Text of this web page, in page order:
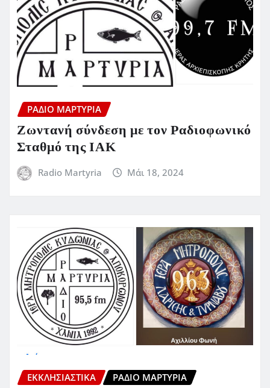
ΡΆΔΙΟ ΜΑΡΤΥΡΊΑ
Ζωντανή σύνδεση με τον Ραδιοφωνικό
Σταθμό της ΙΑΚ
Radio Martyria Μάι 18, 2024
ΕΚΚΛΗΣΙΑΣΤΙΚΆ ΡΆΔΙΟ ΜΑΡΤΥΡΊΑ